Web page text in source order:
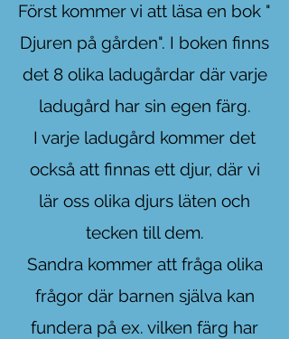
Först kommer vi att läsa en bok "
Djuren på gården". I boken finns
det 8 olika ladugårdar där varje
ladugård har sin egen färg.
I varje ladugård kommer det
också att finnas ett djur, där vi
lär oss olika djurs läten och
tecken till dem.
Sandra kommer att fråga olika
frågor där barnen själva kan
fundera på ex. vilken färg har